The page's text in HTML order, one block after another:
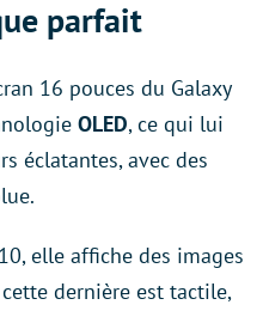
parfait
16 pouces du Galaxy
OLED, ce qui lui
éclatantes, avec des
elle affiche des images
dernière est tactile,